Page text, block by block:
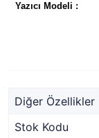
Yazıcı Modeli :
Diğer Özellikler
Stok Kodu